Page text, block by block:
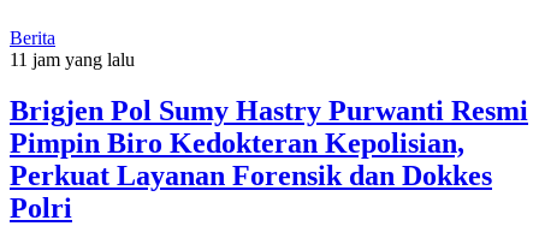
Berita
11 jam yang lalu
Brigjen Pol Sumy Hastry Purwanti Resmi
Pimpin Biro Kedokteran Kepolisian,
Perkuat Layanan Forensik dan Dokkes
Polri